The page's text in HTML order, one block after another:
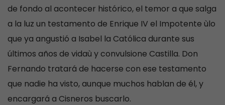
de fondo al acontecer histórico, el temor a que salga
a la luz un testamento de Enrique IV el Impotente ùlo
que ya angustió a Isabel la Católica durante sus
últimos años de vidaù y convulsione Castilla. Don
Fernando tratará de hacerse con ese testamento
que nadie ha visto, aunque muchos hablan de él, y
encargará a Cisneros buscarlo.